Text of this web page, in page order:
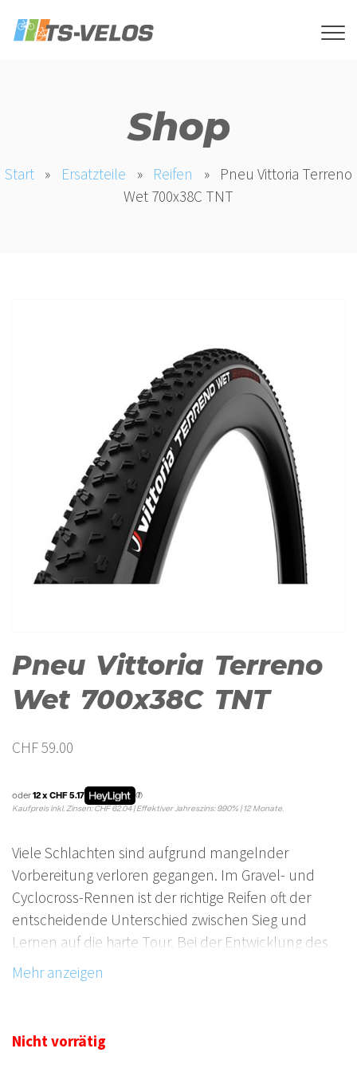
Shop
Start » Ersatzteile » Reifen »
Pneu Vittoria Terreno
Wet 700x38C TNT
Pneu Vittoria Terreno
Wet 700x38C TNT
CHF59.00
oder12 x CHF 5.17
Kaufpreis inkl. Zinsen: CHF 62.04 | Effektiver Jahreszins: 9.90% | 12 Monate.
Viele Schlachten sind aufgrund mangelnder
Vorbereitung verloren gegangen. Im Gravel- und
Cyclocross-Rennen ist der richtige Reifen oft der
entscheidende Unterschied zwischen Sieg und
Lernen auf die harte Tour. Bei der Entwicklung des
Terreno Wet-Profils arbeitete Vittoria mit den
Spitzensportlern zusammen, um ihre Wunschliste
ultimative Waffe für nasses Wetter sein würden.
Vielseitigkeit war der gemeinsame Nenner…. Er
Nicht vorrätig